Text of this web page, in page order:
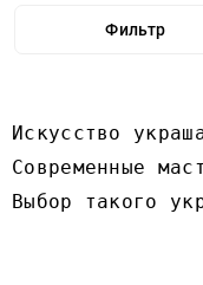
Фильтр
Искусство
Современные
Выбор такого